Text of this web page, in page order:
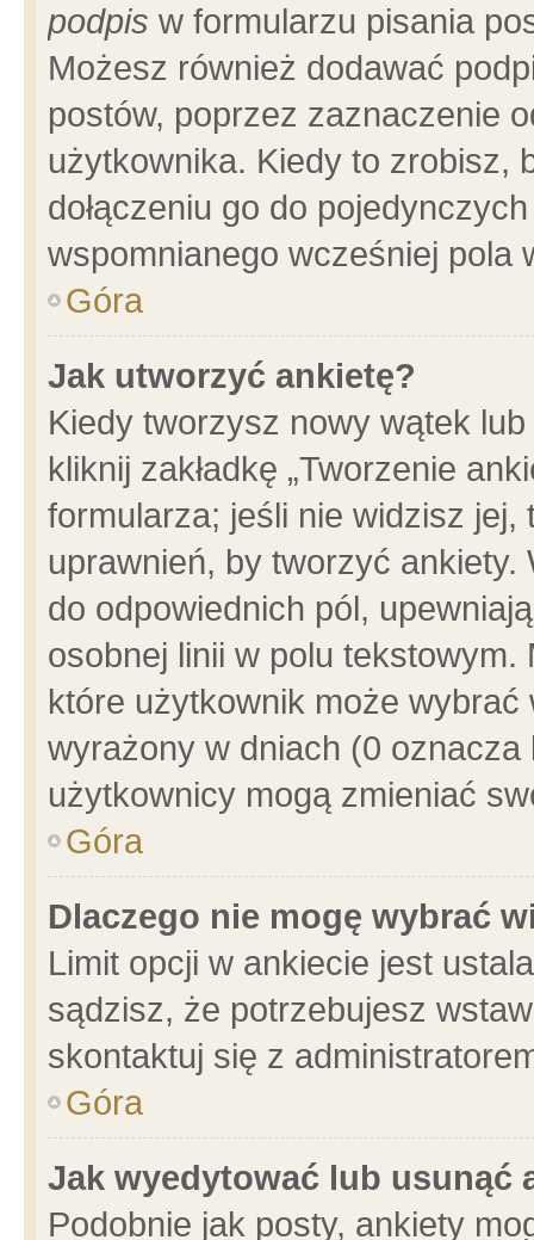
podpis w formularzu pisania
Możesz również dodawać
postów, poprzez zaznaczenie
użytkownika. Kiedy to zrobisz,
dołączeniu go do
wspomnianego wcześniej pola
Góra
Jak utworzyć ankietę?
Kiedy tworzysz nowy wątek
kliknij zakładkę „Tworzenie
formularza; jeśli nie widzisz
uprawnień, by tworzyć ankiety.
do odpowiednich pól,
osobnej linii w polu
które użytkownik może
wyrażony w dniach (0
użytkownicy mogą zmieniać
Góra
Dlaczego nie mogę wybrać
Limit opcji w ankiecie jest
sądzisz, że potrzebujesz
skontaktuj się z
Góra
Jak wyedytować lub usunąć
Podobnie jak posty, ankiety